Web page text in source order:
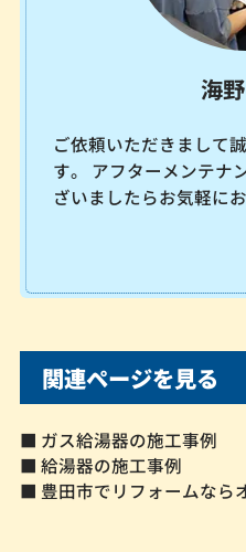
海
ご依頼いただきまして
す。 アフターメンテナ
ざいましたらお気軽に
関連ページを見る
■ ガス給湯器の施工事例
■ 給湯器の施工事例
■ 豊田市でリフォームなら